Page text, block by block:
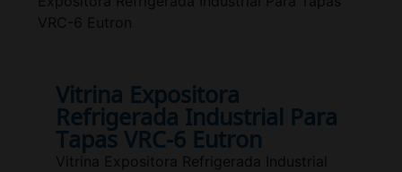
VRC-6 Eutron
Vitrina Expositora
Refrigerada Industrial Para
Tapas VRC-6 Eutron
Vitrina Expositora Refrigerada Industrial